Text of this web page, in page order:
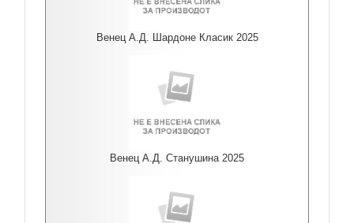
Венец А.Д. Шардоне Класик 2025
Венец А.Д. Станушина 2025